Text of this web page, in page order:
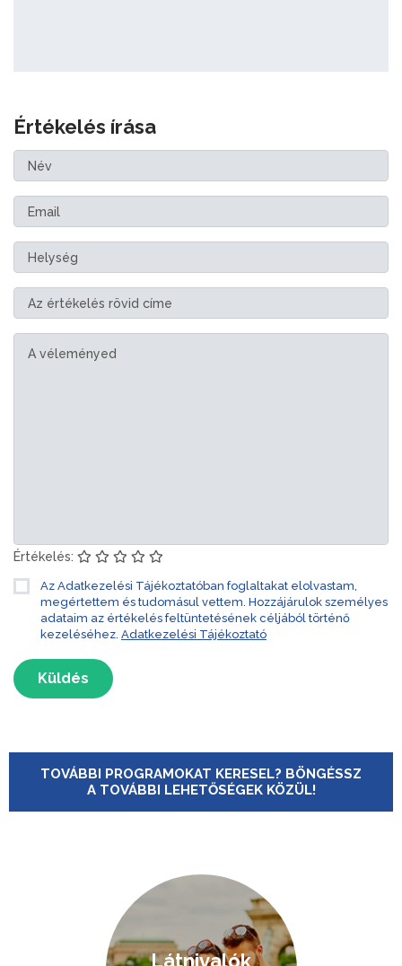
Értékelés írása
Értékelés:
Az Adatkezelési Tájékoztatóban foglaltakat elolvastam,
megértettem és tudomásul vettem. Hozzájárulok személyes
adataim az értékelés feltüntetésének céljából történő
kezeléséhez. Adatkezelési Tájékoztató
Küldés
TOVÁBBI PROGRAMOKAT KERESEL? BÖNGÉSSZ
A TOVÁBBI LEHETŐSÉGEK KÖZÜL!
Látnivalók